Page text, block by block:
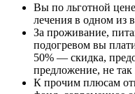
Вы по льготной
лечения в одном из
За проживание,
подогревом вы
50% — скидка,
предложение, не так
К прочим плюсам